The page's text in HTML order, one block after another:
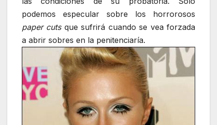
podemos especular sobre los horrorosos
paper cutsque sufrirá cuando se vea forzada
a abrir sobres en la penitenciaría.